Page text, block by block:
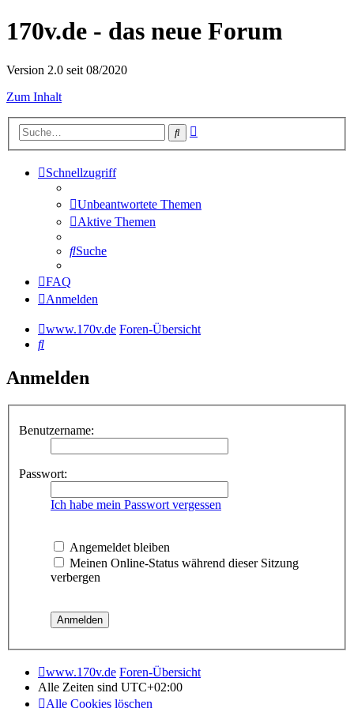
170v.de - das neue Forum
Version 2.0 seit 08/2020
Zum Inhalt
Suche
Schnellzugriff
Unbeantwortete Themen
Aktive Themen
Suche
FAQ
Anmelden
www.170v.de Foren-Übersicht
Suche
Anmelden
Benutzername:
Passwort:
Ich habe mein Passwort vergessen
Angemeldet bleiben
Meinen Online-Status während dieser Sitzung
verbergen
www.170v.de Foren-Übersicht
Alle Zeiten sind UTC+02:00
Alle Cookies löschen